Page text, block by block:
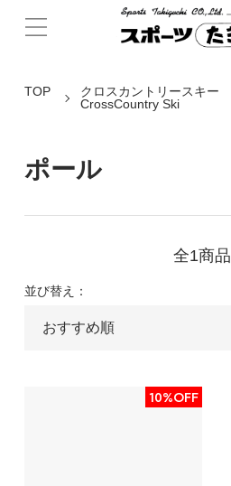
TOP
クロスカントリースキー
CrossCountry Ski
ポール
全1商品
並び替え：
10%OFF